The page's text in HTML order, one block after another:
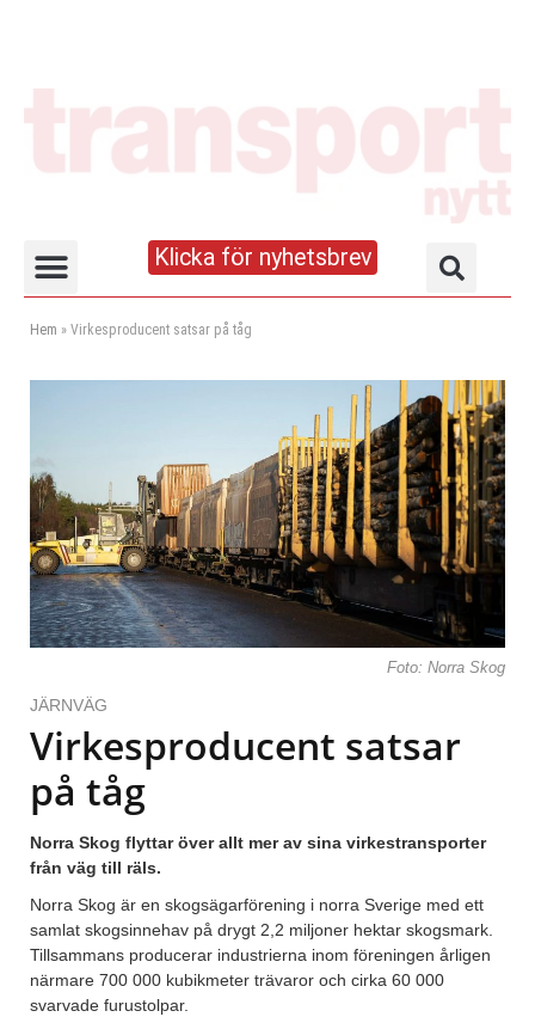
Klicka för nyhetsbrev
Hem » Virkesproducent satsar på tåg
Foto: Norra Skog
JÄRNVÄG
Virkesproducent satsar
på tåg
Norra Skog flyttar över allt mer av sina virkestransporter
från väg till räls.
Norra Skog är en skogsägarförening i norra Sverige med ett
samlat skogsinnehav på drygt 2,2 miljoner hektar skogsmark.
Tillsammans producerar industrierna inom föreningen årligen
närmare 700 000 kubikmeter trävaror och cirka 60 000
svarvade furustolpar.